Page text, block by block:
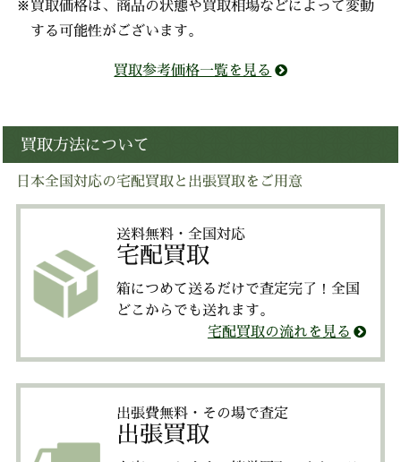
※買取価格は、商品の状態や買取相場などによって変動
する可能性がございます。
買取参考価格一覧を見る
買取方法について
日本全国対応の宅配買取と出張買取をご用意
送料無料・全国対応
宅配買取
箱につめて送るだけで査定完了！全国
どこからでも送れます。
宅配買取の流れを見る
出張費無料・その場で査定
出張買取